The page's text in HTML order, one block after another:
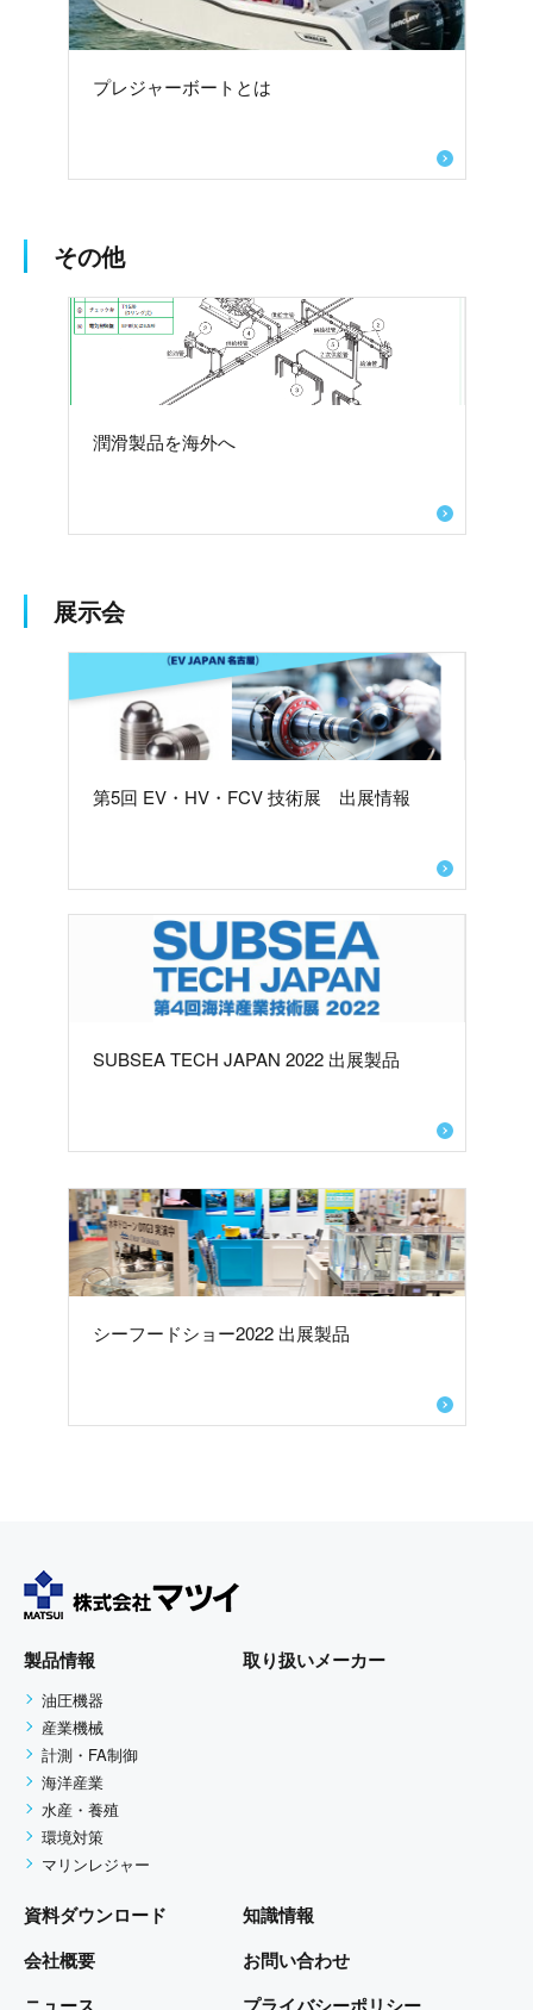
プレジャーボートとは
その他
潤滑製品を海外へ
展示会
第5回 EV・HV・FCV 技術展 出展情報
SUBSEA TECH JAPAN 2022 出展製品
シーフードショー2022 出展製品
製品情報
油圧機器
産業機械
計測・FA制御
海洋産業
水産・養殖
環境対策
マリンレジャー
取り扱いメーカー
資料ダウンロード
知識情報
会社概要
お問い合わせ